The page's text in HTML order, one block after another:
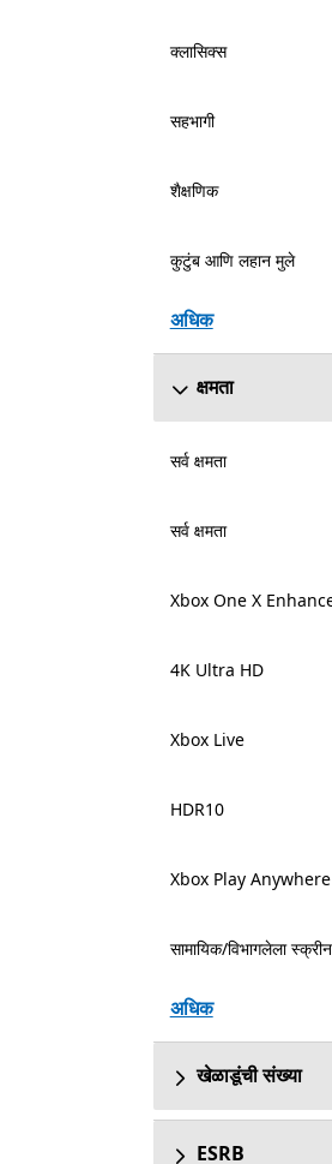
क्लासिक्स
सहभागी
शैक्षणिक
कुटुंब आणि लहान मुले
अधिक
क्षमता
सर्व क्षमता
सर्व क्षमता
Xbox One X
4K Ultra HD
Xbox Live
HDR10
Xbox Play Anywhere
सामायिक/विभागलेला स्क्रीन
अधिक
खेळाडूंची संख्या
ESRB